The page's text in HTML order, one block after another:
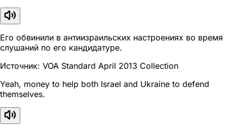
Его обвинили в антиизраильских настроениях во время
слушаний по его кандидатуре.
Источник: VOA Standard April 2013 Collection
Yeah, money to help both Israel and Ukraine to defend
themselves.